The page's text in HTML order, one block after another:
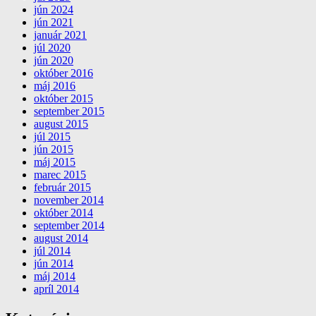
jún 2024
jún 2021
január 2021
júl 2020
jún 2020
október 2016
máj 2016
október 2015
september 2015
august 2015
júl 2015
jún 2015
máj 2015
marec 2015
február 2015
november 2014
október 2014
september 2014
august 2014
júl 2014
jún 2014
máj 2014
apríl 2014